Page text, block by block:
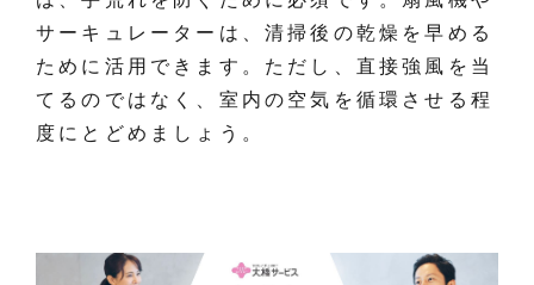
サーキュレーターは、清掃後の乾燥を早める
ために活用できます。ただし、直接強風を当
てるのではなく、室内の空気を循環させる程
度にとどめましょう。